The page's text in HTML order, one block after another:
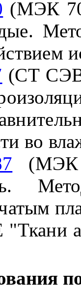
(МЭК
(СТ
во
(МЭК